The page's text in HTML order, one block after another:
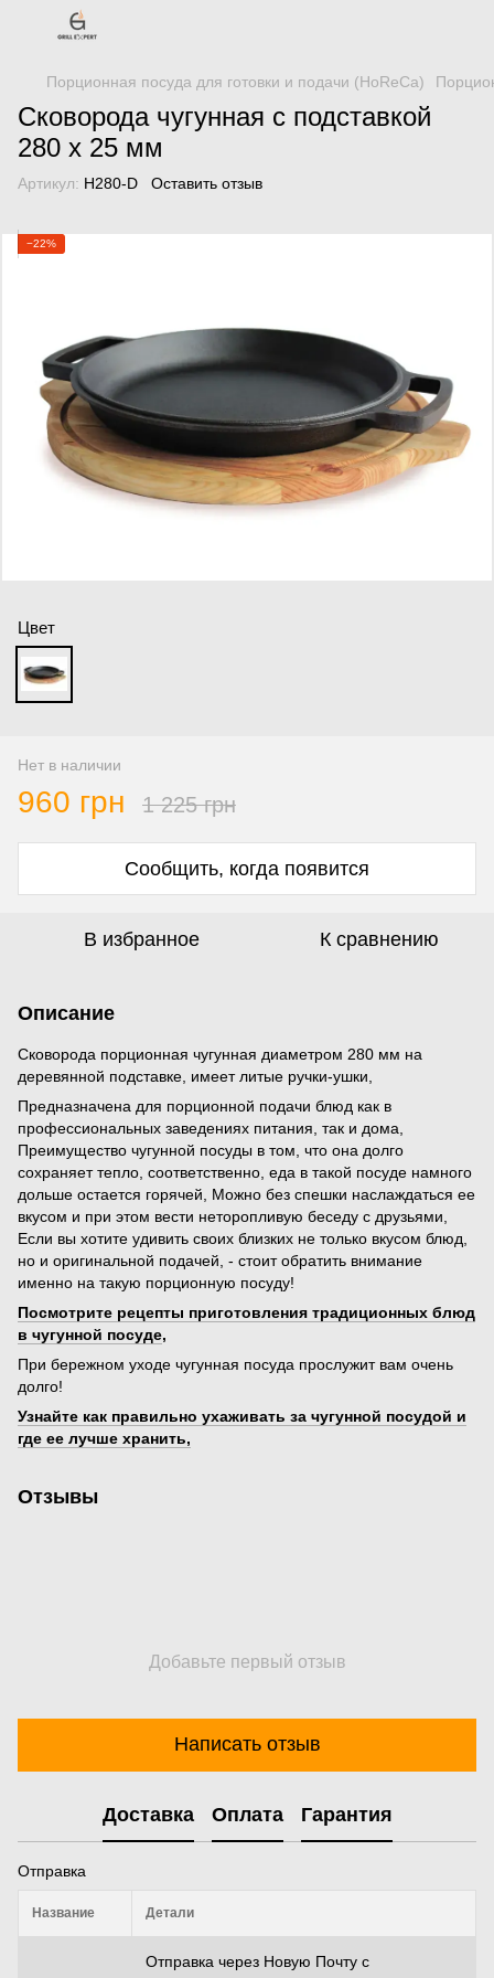
Порционная посуда для готовки и подачи (HoReCa)
Сковорода чугунная с подставкой
280 х 25 мм
Артикул: H280-D Оставить отзыв
−22%
Цвет
Нет в наличии
960 грн 1 225 грн
Сообщить, когда появится
В избранное К сравнению
Описание
Сковорода порционная чугунная диаметром 280 мм на
деревянной подставке, имеет литые ручки-ушки,
Предназначена для порционной подачи блюд как в
профессиональных заведениях питания, так и дома,
Преимущество чугунной посуды в том, что она долго
сохраняет тепло, соответственно, еда в такой посуде намного
дольше остается горячей, Можно без спешки наслаждаться ее
вкусом и при этом вести неторопливую беседу с друзьями,
Если вы хотите удивить своих близких не только вкусом блюд,
но и оригинальной подачей, - стоит обратить внимание
именно на такую порционную посуду!
Посмотрите рецепты приготовления традиционных блюд
в чугунной посуде,
При бережном уходе чугунная посуда прослужит вам очень
долго!
Узнайте как правильно ухаживать за чугунной посудой и
где ее лучше хранить,
Отзывы
Добавьте первый отзыв
Написать отзыв
Доставка Оплата Гарантия
Отправка
Название Детали
Отправка через Новую Почту с